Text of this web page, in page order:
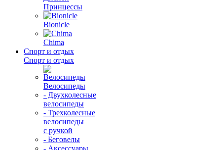
Принцессы
Bionicle
Chima
Спорт и отдых
Спорт и отдых
Велосипеды
- Двухколесные
велосипеды
- Трехколесные
велосипеды
с ручкой
- Беговелы
- Аксессуары